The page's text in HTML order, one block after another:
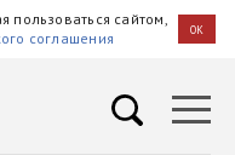
сайтом,
соглашения OK